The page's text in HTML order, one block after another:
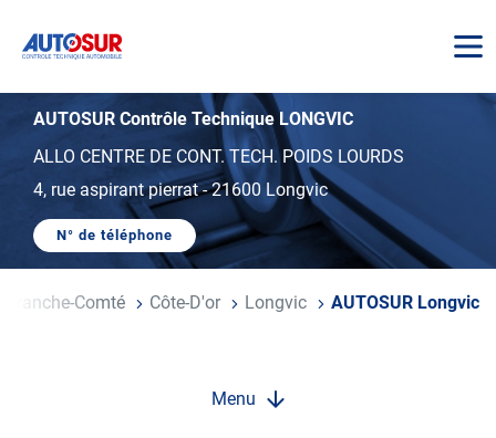
AUTOSUR
AUTOSUR Contrôle Technique LONGVIC
ALLO CENTRE DE CONT. TECH. POIDS LOURDS
4, rue aspirant pierrat-21600 Longvic
N° de téléphone
AFFICHER
DE
TÉLÉPHONE
Franche-Comté Côte-D'or Longvic AUTOSUR Longvic
Menu